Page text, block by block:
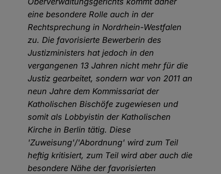
eine besondere Rolle auch in der
Rechtsprechung in Nordrhein-Westfalen
zu. Die favorisierte Bewerberin des
Justizministers hat jedoch in den
vergangenen 13 Jahren nicht mehr für die
Justiz gearbeitet, sondern war von 2011 an
neun Jahre dem Kommissariat der
Katholischen Bischöfe zugewiesen und
somit als Lobbyistin der Katholischen
Kirche in Berlin tätig. Diese
'Zuweisung'/'Abordnung' wird zum Teil
heftig kritisiert, zum Teil wird aber auch die
besondere Nähe der favorisierten